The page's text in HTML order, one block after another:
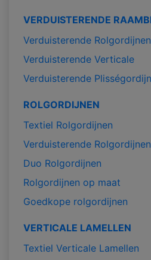
VERDUISTERENDE
Verduisterende Rolgordijnen
Verduisterende Verticale
Verduisterende
ROLGORDIJNEN
Textiel Rolgordijnen
Verduisterende Rolgordijnen
Duo Rolgordijnen
Rolgordijnen op maat
Goedkope rolgordijnen
VERTICALE LAMELLEN
Textiel Verticale Lamellen